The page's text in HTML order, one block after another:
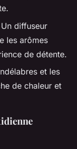
diffuseur
les arômes
de détente.
et les
de chaleur et